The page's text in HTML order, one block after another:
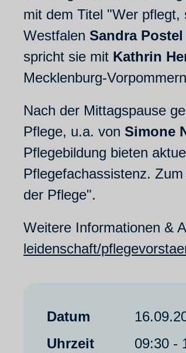
mit dem Titel "Wer pflegt,
Westfalen Sandra Postel
spricht sie mit Kathrin
Mecklenburg-
Nach der Mittagspause
Pflege, u.a. von Simone
Pflegebildung bieten
Pflegefachassistenz.
der Pflege".
Weitere Informationen &
leidenschaft/
Datum
Uhrzeit
09:30 -